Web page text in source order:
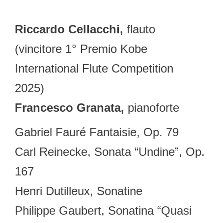
Riccardo Cellacchi, flauto
(vincitore 1° Premio Kobe
International Flute Competition
2025)
Francesco Granata, pianoforte
Gabriel Fauré Fantaisie, Op. 79
Carl Reinecke, Sonata “Undine”, Op.
167
Henri Dutilleux, Sonatine
Philippe Gaubert, Sonatina “Quasi